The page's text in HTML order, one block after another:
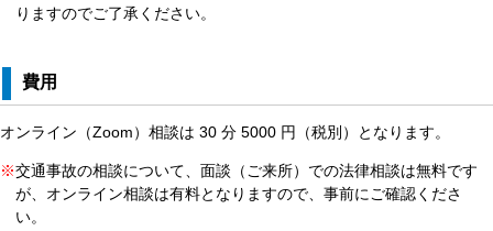
りますのでご了承ください。
費用
オンライン（Zoom）相談は 30 分 5000 円（税別）となります。
※交通事故の相談について、面談（ご来所）での法律相談は無料です
が、オンライン相談は有料となりますので、事前にご確認くださ
い。